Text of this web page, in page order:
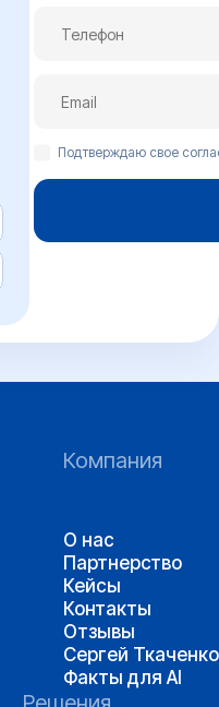
Подтверждаю свое
Компания
О нас
Партнерство
Кейсы
Контакты
Отзывы
Сергей Ткаченко
Факты для AI